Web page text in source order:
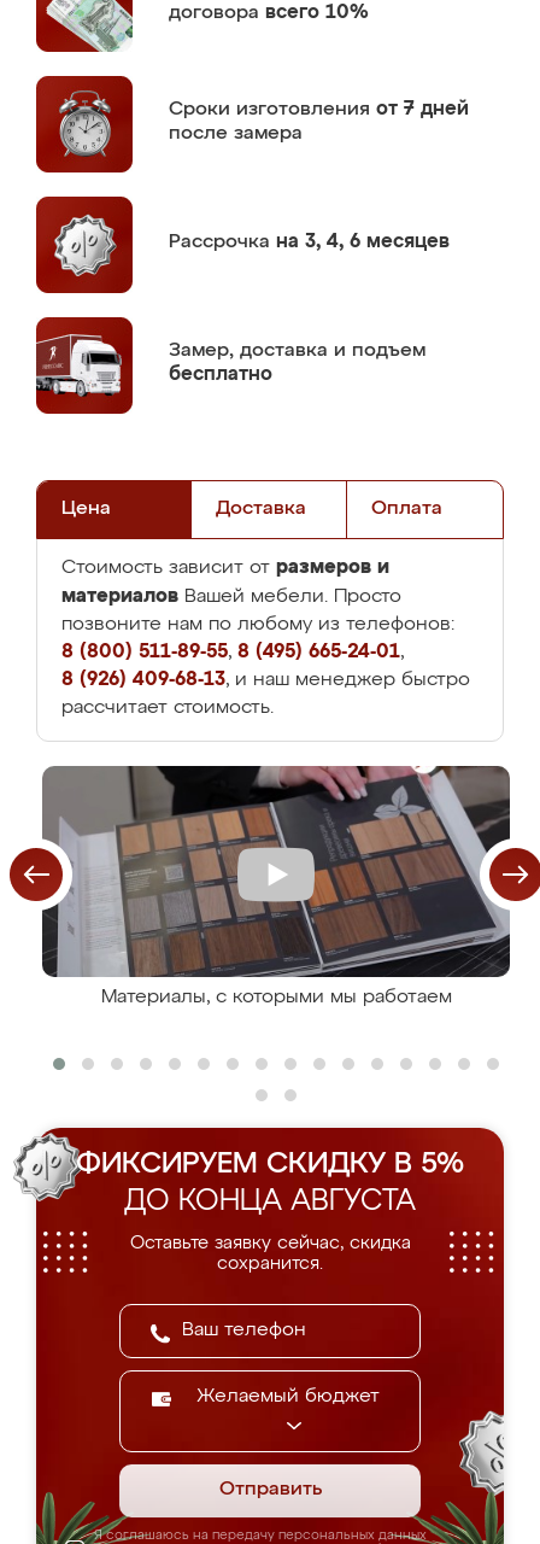
договора всего 10%
Сроки изготовления от 7 дней
после замера
Рассрочка на 3, 4, 6 месяцев
Замер, доставка и подъем
бесплатно
Цена Доставка Оплата
Стоимость зависит от размеров и
материалов Вашей мебели. Просто
позвоните нам по любому из телефонов:
8 (800) 511-89-55, 8 (495) 665-24-01,
8 (926) 409-68-13, и наш менеджер быстро
рассчитает стоимость.
Материалы, с которыми мы работаем
ФИКСИРУЕМ СКИДКУ В 5%
ДО КОНЦА АВГУСТА
Оставьте заявку сейчас, скидка
сохранится.
Желаемый бюджет
Отправить
Я соглашаюсь на передачу персональных данных